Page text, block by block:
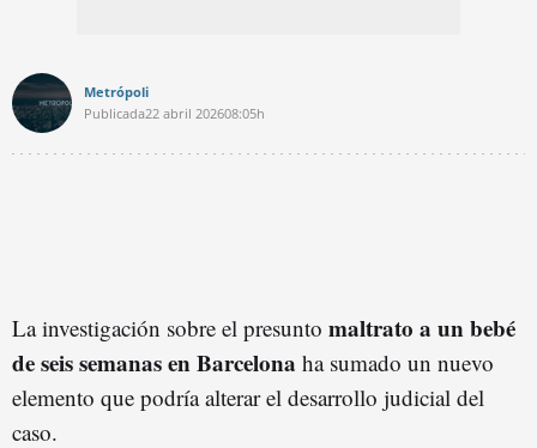
Metrópoli
Publicada22 abril 202608:05h
La investigación sobre el presunto maltrato a un bebé
de seis semanas en Barcelona ha sumado un nuevo
elemento que podría alterar el desarrollo judicial del
caso.